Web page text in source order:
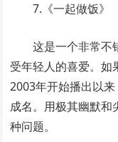
7.《一起做饭》
这是一个非常不
受年轻人的喜爱。如
2003年开始播出以
成名。用极其幽默和
种问题。